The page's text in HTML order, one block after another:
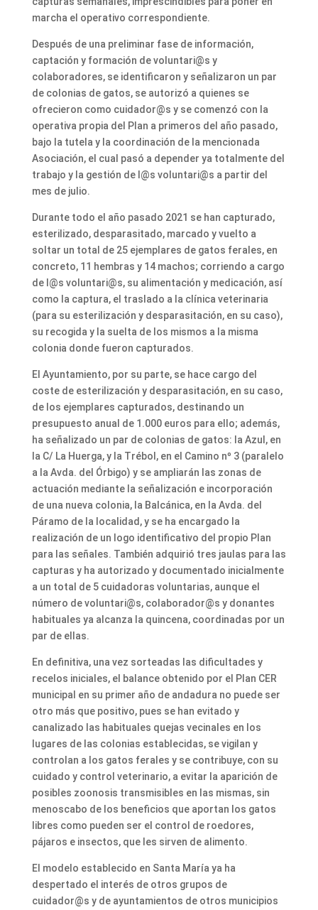
marcha el operativo correspondiente.
Después de una preliminar fase de información,
captación y formación de voluntari@s y
colaboradores, se identificaron y señalizaron un par
de colonias de gatos, se autorizó a quienes se
ofrecieron como cuidador@s y se comenzó con la
operativa propia del Plan a primeros del año pasado,
bajo la tutela y la coordinación de la mencionada
Asociación, el cual pasó a depender ya totalmente del
trabajo y la gestión de l@s voluntari@s a partir del
mes de julio.
Durante todo el año pasado 2021 se han capturado,
esterilizado, desparasitado, marcado y vuelto a
soltar un total de 25 ejemplares de gatos ferales, en
concreto, 11 hembras y 14 machos; corriendo a cargo
de l@s voluntari@s, su alimentación y medicación, así
como la captura, el traslado a la clínica veterinaria
(para su esterilización y desparasitación, en su caso),
su recogida y la suelta de los mismos a la misma
colonia donde fueron capturados.
El Ayuntamiento, por su parte, se hace cargo del
coste de esterilización y desparasitación, en su caso,
de los ejemplares capturados, destinando un
presupuesto anual de 1.000 euros para ello; además,
ha señalizado un par de colonias de gatos: la Azul, en
la C/ La Huerga, y la Trébol, en el Camino nº 3 (paralelo
a la Avda. del Órbigo) y se ampliarán las zonas de
actuación mediante la señalización e incorporación
de una nueva colonia, la Balcánica, en la Avda. del
Páramo de la localidad, y se ha encargado la
realización de un logo identificativo del propio Plan
para las señales. También adquirió tres jaulas para las
capturas y ha autorizado y documentado inicialmente
a un total de 5 cuidadoras voluntarias, aunque el
número de voluntari@s, colaborador@s y donantes
habituales ya alcanza la quincena, coordinadas por un
par de ellas.
En definitiva, una vez sorteadas las dificultades y
recelos iniciales, el balance obtenido por el Plan CER
municipal en su primer año de andadura no puede ser
otro más que positivo, pues se han evitado y
canalizado las habituales quejas vecinales en los
lugares de las colonias establecidas, se vigilan y
controlan a los gatos ferales y se contribuye, con su
cuidado y control veterinario, a evitar la aparición de
posibles zoonosis transmisibles en las mismas, sin
menoscabo de los beneficios que aportan los gatos
libres como pueden ser el control de roedores,
pájaros e insectos, que les sirven de alimento.
El modelo establecido en Santa María ya ha
despertado el interés de otros grupos de
cuidador@s y de ayuntamientos de otros municipios